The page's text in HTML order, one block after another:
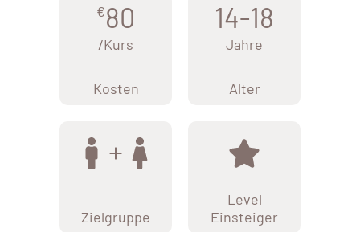
€80
/Kurs
Kosten
14-18
Jahre
Alter
Zielgruppe
Level
Einsteiger